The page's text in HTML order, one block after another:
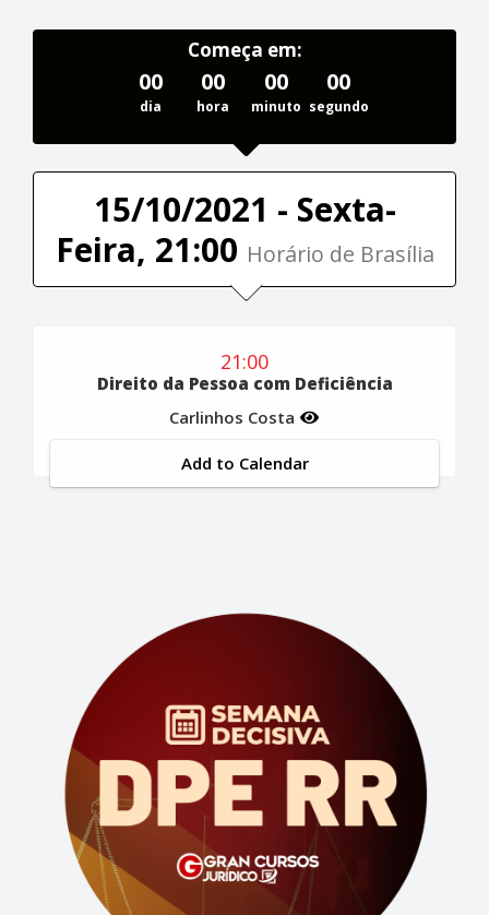
Começa em:
00
dia
00
hora
00
minuto
00
segundo
15/10/2021 - Sexta-
Feira, 21:00 Horário de Brasília
21:00
Direito da Pessoa com Deficiência
Carlinhos Costa
Add to Calendar